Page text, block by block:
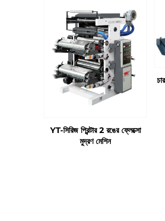
YT-সিরিজ প্রিন্টার 2 রঙের ফ্লেক্সো
মুদ্রণ মেশিন